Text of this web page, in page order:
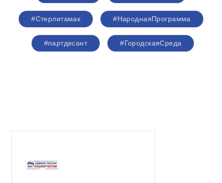
#Стерлитамак #НароднаяПрограмма
#партдесант #ГородскаяСреда